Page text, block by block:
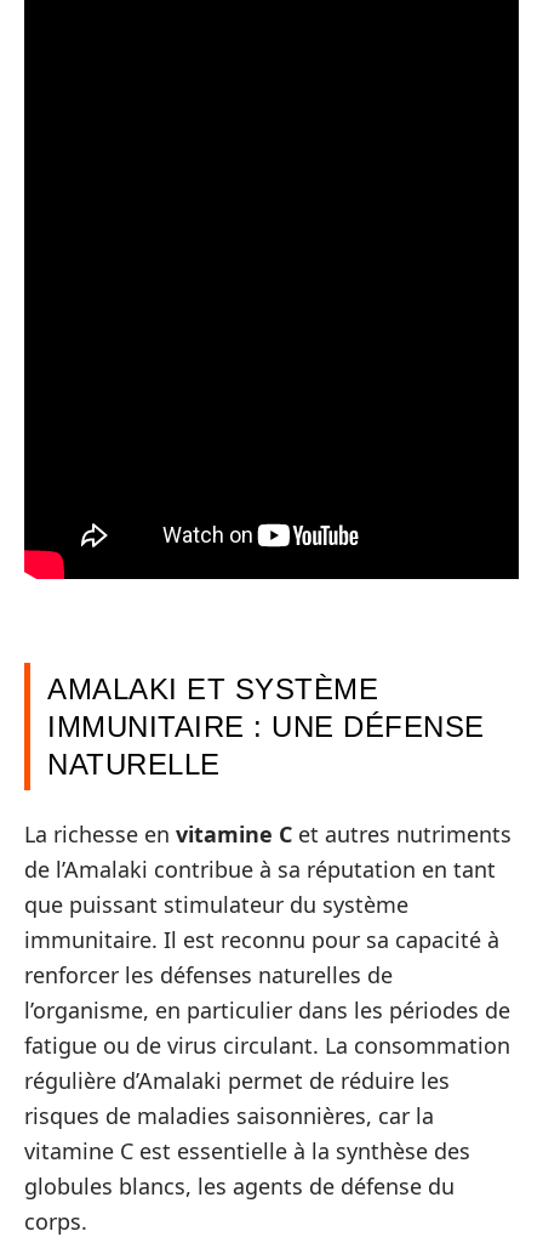
AMALAKI ET SYSTÈME
IMMUNITAIRE : UNE DÉFENSE
NATURELLE
La richesse en vitamine C et autres nutriments
de l’Amalaki contribue à sa réputation en tant
que puissant stimulateur du système
immunitaire. Il est reconnu pour sa capacité à
renforcer les défenses naturelles de
l’organisme, en particulier dans les périodes de
fatigue ou de virus circulant. La consommation
régulière d’Amalaki permet de réduire les
risques de maladies saisonnières, car la
vitamine C est essentielle à la synthèse des
globules blancs, les agents de défense du
corps.